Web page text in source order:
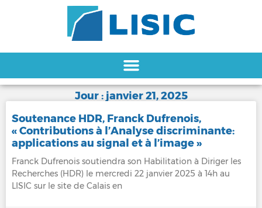
Jour : janvier 21, 2025
Soutenance HDR, Franck Dufrenois,
« Contributions à l’Analyse discriminante:
applications au signal et à l’image »
Franck Dufrenois soutiendra son Habilitation à Diriger les
Recherches (HDR) le mercredi 22 janvier 2025 à 14h au
LISIC sur le site de Calais en